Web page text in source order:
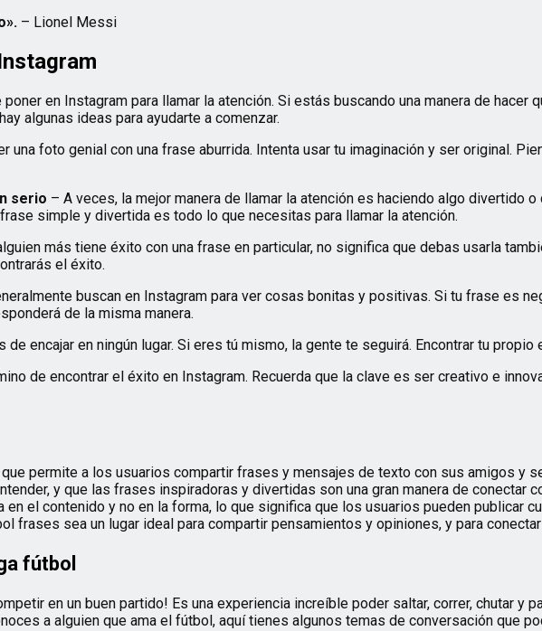
– Lionel Messi
en Instagram para llamar la atención. Si estás buscando una manera de
algunas ideas para ayudarte a comenzar.
una foto genial con una frase aburrida. Intenta usar tu imaginación y ser original.
serio – A veces, la mejor manera de llamar la atención es haciendo algo divertido
simple y divertida es todo lo que necesitas para llamar la atención.
más tiene éxito con una frase en particular, no significa que debas usarla
el éxito.
buscan en Instagram para ver cosas bonitas y positivas. Si tu frase es
de la misma manera.
de encajar en ningún lugar. Si eres tú mismo, la gente te seguirá. Encontrar tu
de encontrar el éxito en Instagram. Recuerda que la clave es ser creativo e
permite a los usuarios compartir frases y mensajes de texto con sus amigos y
y que las frases inspiradoras y divertidas son una gran manera de
el contenido y no en la forma, lo que significa que los usuarios pueden publicar
frases sea un lugar ideal para compartir pensamientos y opiniones, y para
fútbol
en un buen partido! Es una experiencia increíble poder saltar, correr, chutar
a alguien que ama el fútbol, aquí tienes algunos temas de conversación que